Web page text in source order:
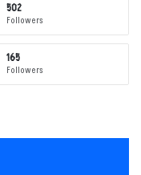
502
Followers
165
Followers